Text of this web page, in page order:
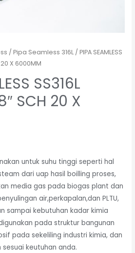
/Pipa Seamless 316L / PIPA SEAMLESS
20 X 6000MM
SS316L
SCH 20 X
untuk suhu tinggi seperti hal
dari uap hasil boilling proses,
media gas pada biogas plant dan
air,perkapalan,dan PLTU,
sampai kebutuhan kadar kimia
pada struktur bangunan
pada sekeliling industri kimia, dan
keutuhan anda.